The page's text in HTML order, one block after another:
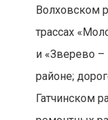
Волховском
трассах
и «Зверево
районе;
Гатчинском